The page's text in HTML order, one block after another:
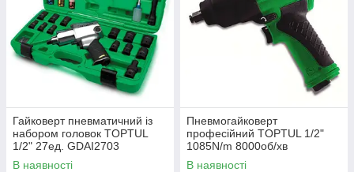
Гайковерт пневматичний із
набором головок TOPTUL
1/2" 27ед. GDAI2703
В наявності
Пневмогайковерт
професійний TOPTUL 1/2"
1085N/m 8000об/хв
KAAJ1680
В наявності